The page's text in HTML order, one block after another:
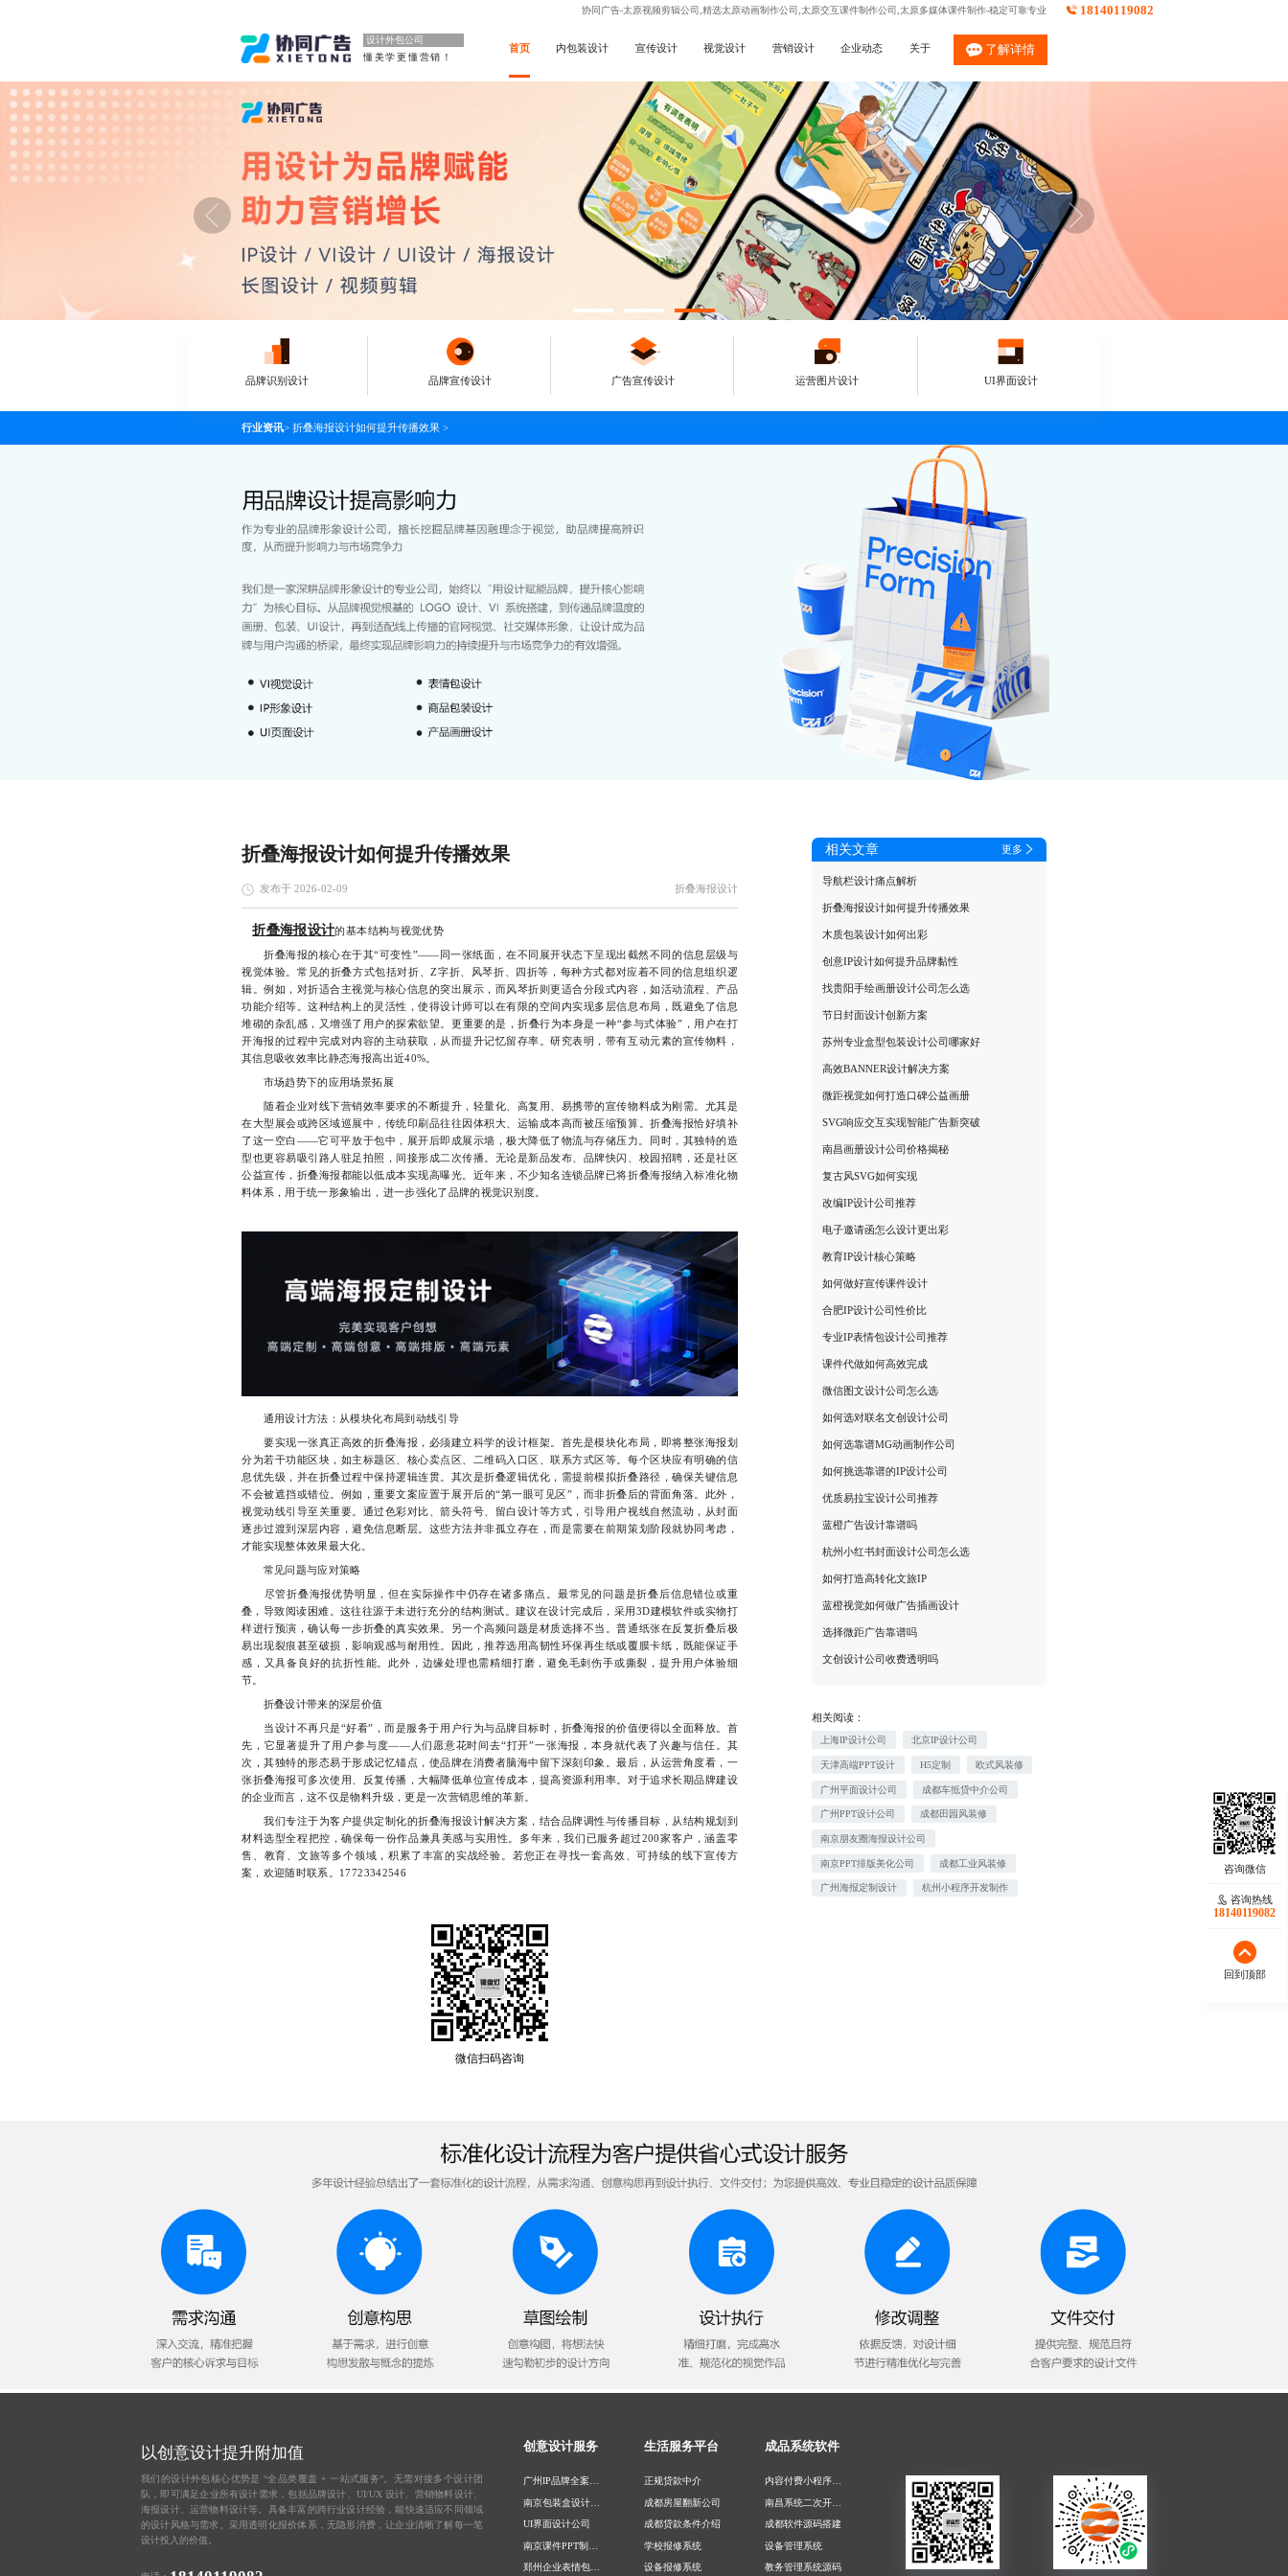
协同广告-太原视频剪辑公司,精选太原动画制作公司,太原交互课件制作公司,太原多媒体课件制作-稳定可靠专业 18140119082
设计外包公司
懂美学更懂营销！
首页 内包装设计 宣传设计 视觉设计 营销设计 企业动态 关于 了解详情
品牌识别设计 品牌宣传设计 广告宣传设计 运营图片设计 UI界面设计
行业资讯> 折叠海报设计如何提升传播效果 >
折叠海报设计如何提升传播效果
发布于 2026-02-09 折叠海报设计
折叠海报设计的基本结构与视觉优势
折叠海报的核心在于其“可变性”——同一张纸面，在不同展开状态下呈现出截然不同的信息层级与
视觉体验。常见的折叠方式包括对折、Z字折、风琴折、四折等，每种方式都对应着不同的信息组织逻
辑。例如，对折适合主视觉与核心信息的突出展示，而风琴折则更适合分段式内容，如活动流程、产品
功能介绍等。这种结构上的灵活性，使得设计师可以在有限的空间内实现多层信息布局，既避免了信息
堆砌的杂乱感，又增强了用户的探索欲望。更重要的是，折叠行为本身是一种“参与式体验”，用户在打
开海报的过程中完成对内容的主动获取，从而提升记忆留存率。研究表明，带有互动元素的宣传物料，
其信息吸收效率比静态海报高出近40%。
市场趋势下的应用场景拓展
随着企业对线下营销效率要求的不断提升，轻量化、高复用、易携带的宣传物料成为刚需。尤其是
在大型展会或跨区域巡展中，传统印刷品往往因体积大、运输成本高而被压缩预算。折叠海报恰好填补
了这一空白——它可平放于包中，展开后即成展示墙，极大降低了物流与存储压力。同时，其独特的造
型也更容易吸引路人驻足拍照，间接形成二次传播。无论是新品发布、品牌快闪、校园招聘，还是社区
公益宣传，折叠海报都能以低成本实现高曝光。近年来，不少知名连锁品牌已将折叠海报纳入标准化物
料体系，用于统一形象输出，进一步强化了品牌的视觉识别度。
通用设计方法：从模块化布局到动线引导
要实现一张真正高效的折叠海报，必须建立科学的设计框架。首先是模块化布局，即将整张海报划
分为若干功能区块，如主标题区、核心卖点区、二维码入口区、联系方式区等。每个区块应有明确的信
息优先级，并在折叠过程中保持逻辑连贯。其次是折叠逻辑优化，需提前模拟折叠路径，确保关键信息
不会被遮挡或错位。例如，重要文案应置于展开后的“第一眼可见区”，而非折叠后的背面角落。此外，
视觉动线引导至关重要。通过色彩对比、箭头符号、留白设计等方式，引导用户视线自然流动，从封面
逐步过渡到深层内容，避免信息断层。这些方法并非孤立存在，而是需要在前期策划阶段就协同考虑，
才能实现整体效果最大化。
常见问题与应对策略
尽管折叠海报优势明显，但在实际操作中仍存在诸多痛点。最常见的问题是折叠后信息错位或重
叠，导致阅读困难。这往往源于未进行充分的结构测试。建议在设计完成后，采用3D建模软件或实物打
样进行预演，确认每一步折叠的真实效果。另一个高频问题是材质选择不当。普通纸张在反复折叠后极
易出现裂痕甚至破损，影响观感与耐用性。因此，推荐选用高韧性环保再生纸或覆膜卡纸，既能保证手
感，又具备良好的抗折性能。此外，边缘处理也需精细打磨，避免毛刺伤手或撕裂，提升用户体验细
节。
折叠设计带来的深层价值
当设计不再只是“好看”，而是服务于用户行为与品牌目标时，折叠海报的价值便得以全面释放。首
先，它显著提升了用户参与度——人们愿意花时间去“打开”一张海报，本身就代表了兴趣与信任。其
次，其独特的形态易于形成记忆锚点，使品牌在消费者脑海中留下深刻印象。最后，从运营角度看，一
张折叠海报可多次使用、反复传播，大幅降低单位宣传成本，提高资源利用率。对于追求长期品牌建设
的企业而言，这不仅是物料升级，更是一次营销思维的革新。
我们专注于为客户提供定制化的折叠海报设计解决方案，结合品牌调性与传播目标，从结构规划到
材料选型全程把控，确保每一份作品兼具美感与实用性。多年来，我们已服务超过200家客户，涵盖零
售、教育、文旅等多个领域，积累了丰富的实战经验。若您正在寻找一套高效、可持续的线下宣传方
案，欢迎随时联系。17723342546
微信扫码咨询
相关文章 更多
导航栏设计痛点解析
折叠海报设计如何提升传播效果
木质包装设计如何出彩
创意IP设计如何提升品牌黏性
找贵阳手绘画册设计公司怎么选
节日封面设计创新方案
苏州专业盒型包装设计公司哪家好
高效BANNER设计解决方案
微距视觉如何打造口碑公益画册
SVG响应交互实现智能广告新突破
南昌画册设计公司价格揭秘
复古风SVG如何实现
改编IP设计公司推荐
电子邀请函怎么设计更出彩
教育IP设计核心策略
如何做好宣传课件设计
合肥IP设计公司性价比
专业IP表情包设计公司推荐
课件代做如何高效完成
微信图文设计公司怎么选
如何选对联名文创设计公司
如何选靠谱MG动画制作公司
如何挑选靠谱的IP设计公司
优质易拉宝设计公司推荐
蓝橙广告设计靠谱吗
杭州小红书封面设计公司怎么选
如何打造高转化文旅IP
蓝橙视觉如何做广告插画设计
选择微距广告靠谱吗
文创设计公司收费透明吗
相关阅读：
上海IP设计公司 北京IP设计公司
天津高端PPT设计 H5定制 欧式风装修
广州平面设计公司 成都车抵贷中介公司
广州PPT设计公司 成都田园风装修
南京朋友圈海报设计公司
南京PPT排版美化公司 成都工业风装修
广州海报定制设计 杭州小程序开发制作
咨询热线
18140119082
回到顶部
以创意设计提升附加值
我们的设计外包核心优势是 “全品类覆盖 + 一站式服务”。无需对接多个设计团
队，即可满足企业所有设计需求，包括品牌设计、UI/UX 设计、营销物料设计、
海报设计、运营物料设计等。具备丰富的跨行业设计经验，能快速适应不同领域
的设计风格与需求。采用透明化报价体系，无隐形消费，让企业清晰了解每一笔
设计投入的价值。
创意设计服务
广州IP品牌全案设计
UI界面设计公司
郑州企业表情包设计公司
生活服务平台
正规贷款中介
成都房屋翻新公司
成都贷款条件介绍
学校报修系统
设备报修系统
成品系统软件
内容付费小程序开发
成都软件源码搭建
设备管理系统
教务管理系统源码